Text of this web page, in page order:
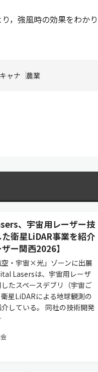
，強風時の効果をわか
ャナ 農業
、宇宙用レーザー技
衛星LiDAR事業を紹介
ザー関西2026】
・宇宙×光」ゾーンに出展
Lasersは、宇宙用レーザ
たスペースデブリ（宇宙ご
星LiDARによる地球観測の
している。 同社の技術開発